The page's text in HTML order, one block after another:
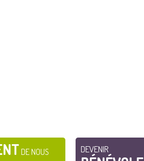
DE NOUS DEVENIR